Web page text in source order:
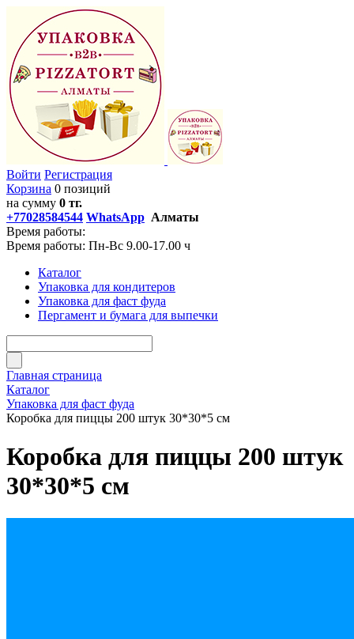
Войти Регистрация
Корзина 0 позиций
на сумму 0 тг.
+77028584544 WhatsApp Алматы
Время работы:
Время работы: Пн-Вс 9.00-17.00 ч
Каталог
Упаковка для кондитеров
Упаковка для фаст фуда
Пергамент и бумага для выпечки
Главная страница
Каталог
Упаковка для фаст фуда
Коробка для пиццы 200 штук 30*30*5 см
Коробка для пиццы 200 штук
30*30*5 см